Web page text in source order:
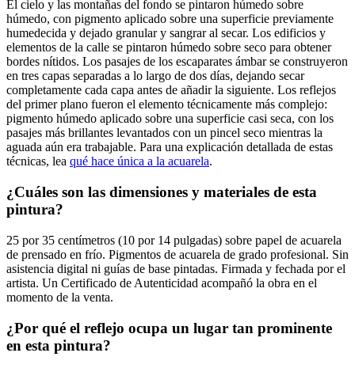
El cielo y las montañas del fondo se pintaron húmedo sobre
húmedo, con pigmento aplicado sobre una superficie previamente
humedecida y dejado granular y sangrar al secar. Los edificios y
elementos de la calle se pintaron húmedo sobre seco para obtener
bordes nítidos. Los pasajes de los escaparates ámbar se construyeron
en tres capas separadas a lo largo de dos días, dejando secar
completamente cada capa antes de añadir la siguiente. Los reflejos
del primer plano fueron el elemento técnicamente más complejo:
pigmento húmedo aplicado sobre una superficie casi seca, con los
pasajes más brillantes levantados con un pincel seco mientras la
aguada aún era trabajable. Para una explicación detallada de estas
técnicas, lea qué hace única a la acuarela.
¿Cuáles son las dimensiones y materiales de esta
pintura?
25 por 35 centímetros (10 por 14 pulgadas) sobre papel de acuarela
de prensado en frío. Pigmentos de acuarela de grado profesional. Sin
asistencia digital ni guías de base pintadas. Firmada y fechada por el
artista. Un Certificado de Autenticidad acompañó la obra en el
momento de la venta.
¿Por qué el reflejo ocupa un lugar tan prominente
en esta pintura?